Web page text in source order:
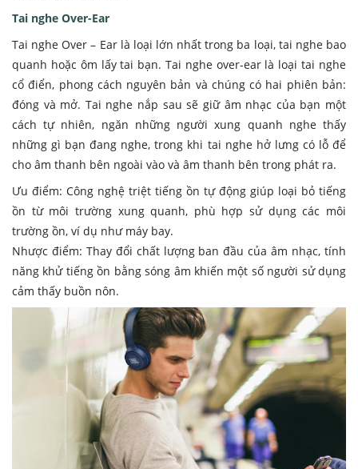
Tai nghe Over-Ear
Tai nghe Over – Ear là loại lớn nhất trong ba loại, tai nghe bao
quanh hoặc ôm lấy tai bạn. Tai nghe over-ear là loại tai nghe
cổ điển, phong cách nguyên bản và chúng có hai phiên bản:
đóng và mở. Tai nghe nắp sau sẽ giữ âm nhạc của bạn một
cách tự nhiên, ngăn những người xung quanh nghe thấy
những gì bạn đang nghe, trong khi tai nghe hở lưng có lỗ để
cho âm thanh bên ngoài vào và âm thanh bên trong phát ra.
Ưu điểm: Công nghệ triệt tiếng ồn tự động giúp loại bỏ tiếng
ồn từ môi trường xung quanh, phù hợp sử dụng các môi
trường ồn, ví dụ như máy bay.
Nhược điểm: Thay đổi chất lượng ban đầu của âm nhạc, tính
năng khử tiếng ồn bằng sóng âm khiến một số người sử dụng
cảm thấy buồn nôn.